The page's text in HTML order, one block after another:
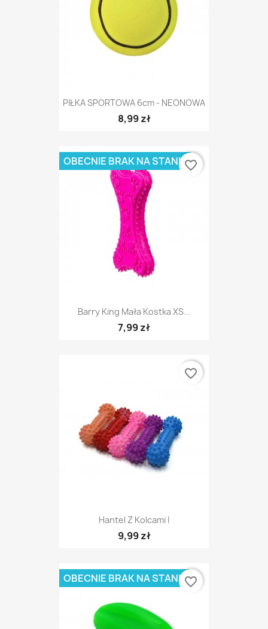
PIŁKA SPORTOWA 6cm - NEONOWA
8,99 zł
Barry King Mała Kostka XS...
7,99 zł
OBECNIE BRAK NA STANIEfavorite_border
Hantel Z Kolcami I
9,99 zł
favorite_border
OBECNIE BRAK NA STANIEfavorite_border